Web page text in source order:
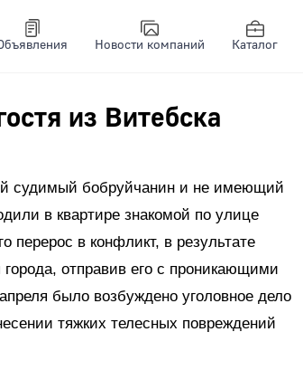
Новости компаний Каталог
из Витебска
судимый бобруйчанин и не имеющий
в квартире знакомой по улице
перерос в конфликт, в результате
города, отправив его с проникающими
было возбуждено уголовное дело
тяжких телесных повреждений